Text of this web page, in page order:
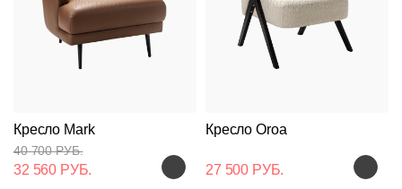
Кресло Mark
40 700 РУБ.
32 560 РУБ.
Кресло Oroa
27 500 РУБ.